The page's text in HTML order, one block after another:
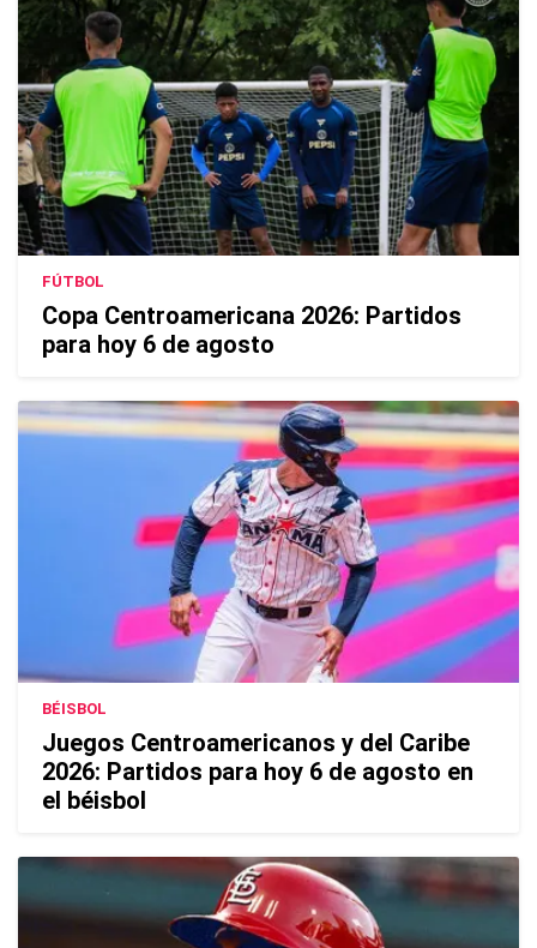
FÚTBOL
Copa Centroamericana 2026: Partidos
para hoy 6 de agosto
BÉISBOL
Juegos Centroamericanos y del Caribe
2026: Partidos para hoy 6 de agosto en
el béisbol